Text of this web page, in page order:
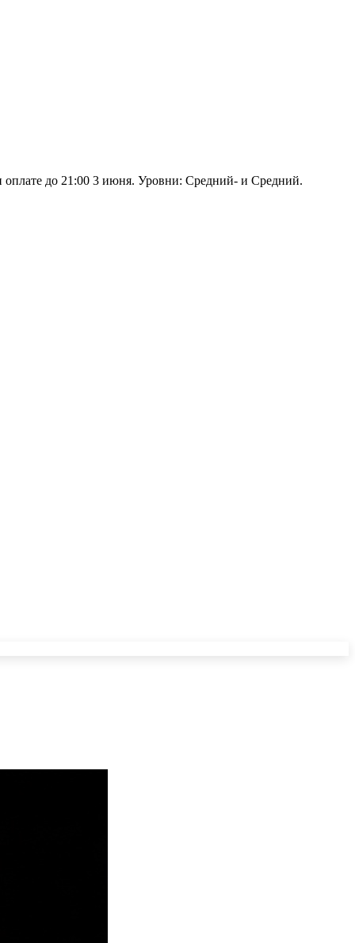
оплате до 21:00 3 июня. Уровни: Средний- и Средний.